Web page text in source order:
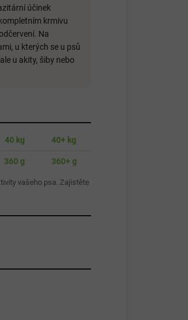
účinek
krmivu
Na
u kterých se u psů
u akity, šiby nebo
40 kg 40+ kg
360 g 360+ g
vašeho psa. Zajistěte